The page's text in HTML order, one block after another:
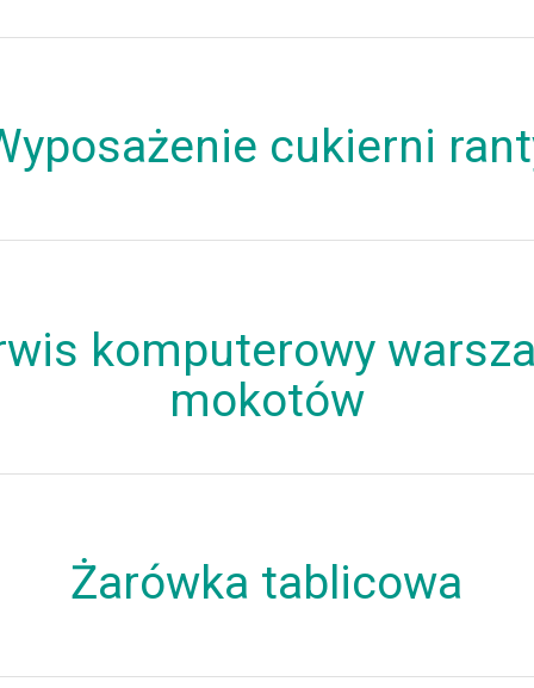
cukierni
komputerowy
mokotów
Żarówka tablicowa